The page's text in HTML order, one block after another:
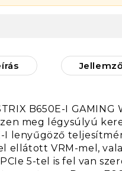
B650E-I GAMING
meg légysúlyú
I lenyűgöző
ellátott VRM-mel,
5-tel is fel van